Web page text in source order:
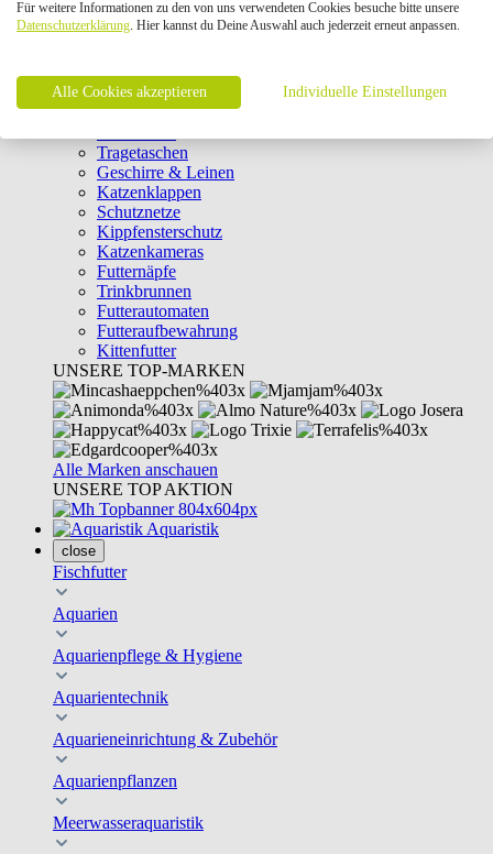
Intelligenzspielzeug
Laserpointer & Elektrospielzeug
Clicker & Target Sticks für Katzen
Weiteres Katzenspielzeug
Transportboxen
Tragetaschen
Geschirre & Leinen
Katzenklappen
Schutznetze
Kippfensterschutz
Katzenkameras
Futternäpfe
Trinkbrunnen
Futterautomaten
Futteraufbewahrung
Kittenfutter
UNSERE TOP-MARKEN
Alle Marken anschauen
UNSERE TOP AKTION
Aquaristik
close
Fischfutter
Aquarien
Aquarienpflege & Hygiene
Aquarientechnik
Aquarieneinrichtung & Zubehör
Aquarienpflanzen
Meerwasseraquaristik
Für weitere Informationen zu den von uns verwendeten Cookies besuche bitte unsere
Datenschutzerklärung. Hier kannst du Deine Auswahl auch jederzeit erneut anpassen.
Alle Cookies akzeptieren Individuelle Einstellungen